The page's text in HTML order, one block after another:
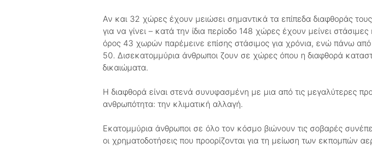
Αν και 32 χώρες έχουν μειώσει σημαντικά τα επίπεδα διαφθοράς
για να γίνει – κατά την ίδια περίοδο 148 χώρες έχουν μείνει
όρος 43 χωρών παρέμεινε επίσης στάσιμος για χρόνια, ενώ πάνω
50. Δισεκατομμύρια άνθρωποι ζουν σε χώρες όπου η διαφθορά
δικαιώματα.
Η διαφθορά είναι στενά συνυφασμένη με μια από τις μεγαλύτερες
ανθρωπότητα: την κλιματική αλλαγή.
Εκατομμύρια άνθρωποι σε όλο τον κόσμο βιώνουν τις σοβαρές
οι χρηματοδοτήσεις που προορίζονται για τη μείωση των εκπομπών